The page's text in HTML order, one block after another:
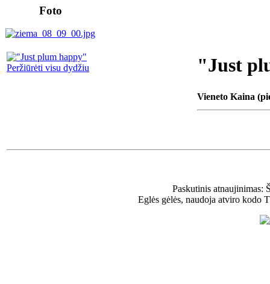
Foto
Peržiūrėti visu dydžiu "Just
Vieneto Kaina
Paskutinis atnaujinimas:
Eglės gėlės, naudoja atviro kodo